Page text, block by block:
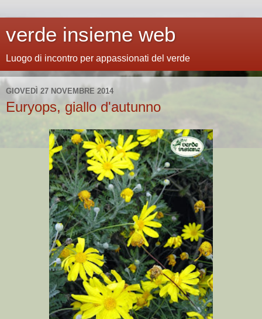
verde insieme web
Luogo di incontro per appassionati del verde
GIOVEDÌ 27 NOVEMBRE 2014
Euryops, giallo d'autunno